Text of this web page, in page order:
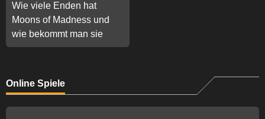
Wie viele Enden hat
Moons of Madness und
wie bekommt man sie
Online Spiele